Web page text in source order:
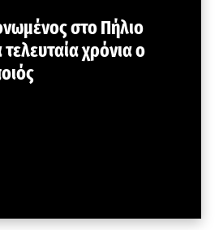
στο Πήλιο
χρόνια ο